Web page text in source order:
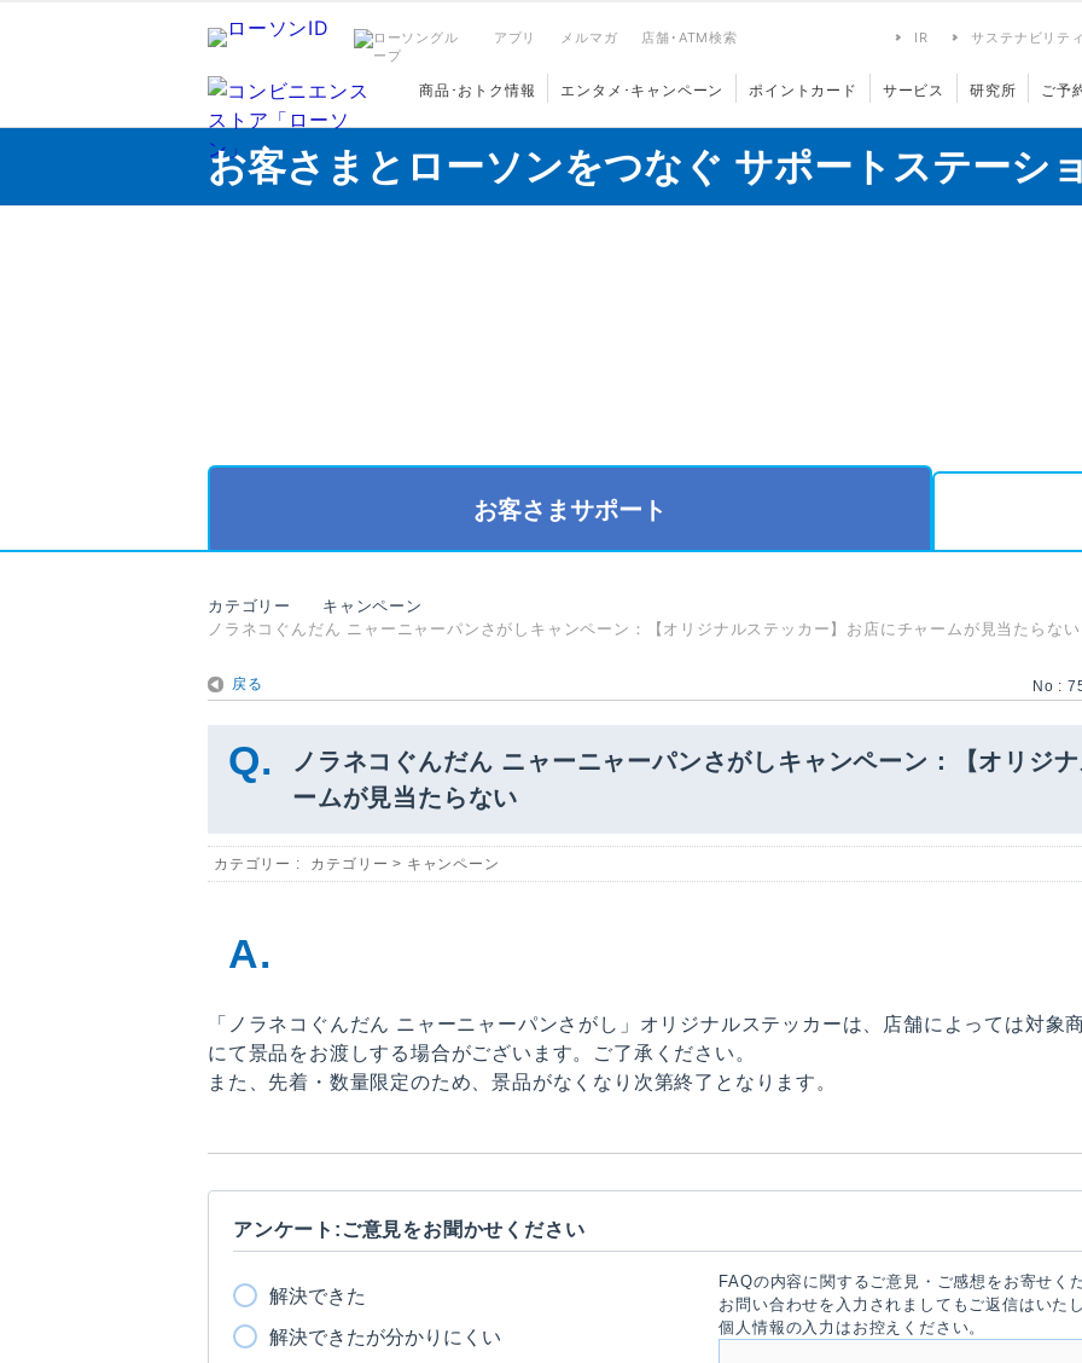
アプリ メルマガ 店舗･ATM検索 IR サステナビリティ
商品･おトク情報 エンタメ･キャンペーン ポイントカード サービス 研究所 ご予
お客さまとローソンをつなぐ サポートステーシ
お客さまサポート
カテゴリー
キャンペーン
ノラネコぐんだん ニャーニャーパンさがしキャンペーン：【オリジナルステッカー】お店にチャームが見当たらない
戻る No :
ノラネコぐんだん ニャーニャーパンさがしキャンペーン：【オリジ
ームが見当たらない
カテゴリー : カテゴリー > キャンペーン
「ノラネコぐんだん ニャーニャーパンさがし」オリジナルステッカーは、店舗によっては対象
にて景品をお渡しする場合がございます。ご了承ください。
また、先着・数量限定のため、景品がなくなり次第終了となります。
アンケート:ご意見をお聞かせください
解決できた
解決できたが分かりにくい
FAQの内容に関するご意見・ご感想をお寄せく
お問い合わせを入力されましてもご返信はいた
個人情報の入力はお控えください。